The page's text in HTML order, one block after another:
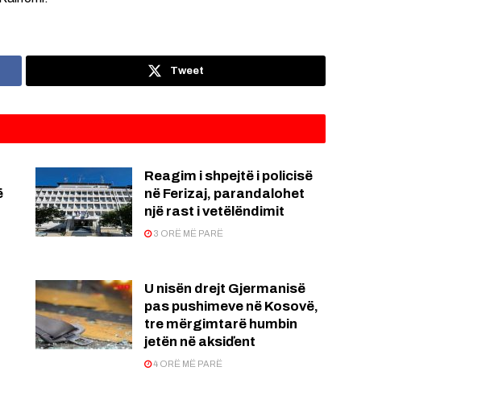
Tweet
Reagim i shpejtë i policisë
në Ferizaj, parandalohet
një rast i vetëlëndimit
3 ORË MË PARË
U nisën drejt Gjermanisë
pas pushimeve në Kosovë,
tre mërgimtarë humbin
jetën në aksiďent
4 ORË MË PARË